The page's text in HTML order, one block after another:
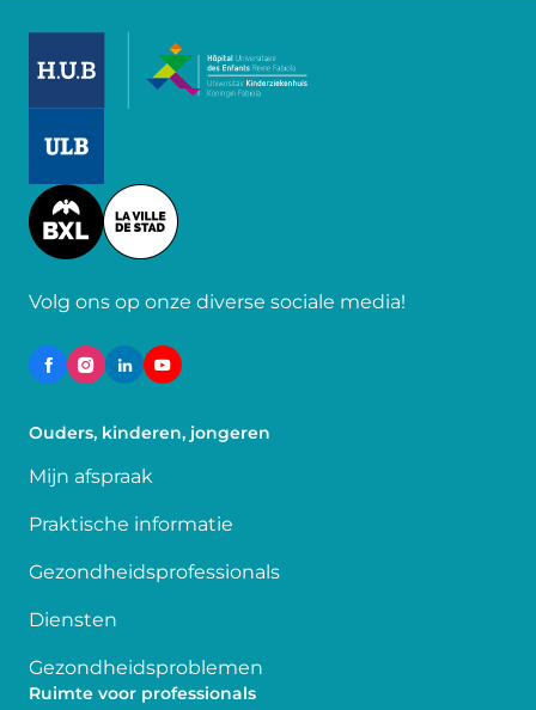
Image
Volg ons op onze diverse sociale media!
Ouders, kinderen, jongeren
Mijn afspraak
Praktische informatie
Gezondheidsprofessionals
Diensten
Gezondheidsproblemen
Ruimte voor professionals